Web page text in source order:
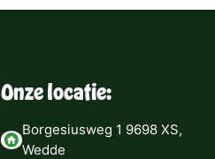
Onze locatie:
Borgesiusweg 1 9698 XS,
Wedde